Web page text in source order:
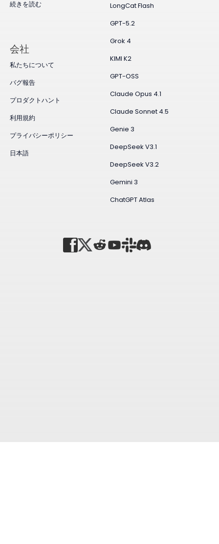
続きを読む
LongCat Flash
GPT-5.2
Grok 4
KIMI K2
GPT-OSS
Claude Opus 4.1
Claude Sonnet 4.5
Genie 3
DeepSeek V3.1
DeepSeek V3.2
Gemini 3
ChatGPT Atlas
会社
私たちについて
バグ報告
プロダクトハント
利用規約
プライバシーポリシー
日本語